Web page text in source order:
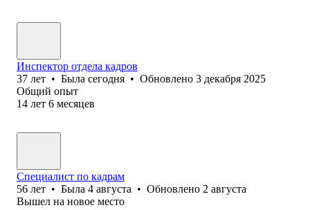
Инспектор отдела кадров
37 лет • Была сегодня • Обновлено 3 декабря 2025
Общий опыт
14 лет 6 месяцев
Специалист по кадрам
56 лет • Была 4 августа • Обновлено 2 августа
Вышел на новое место